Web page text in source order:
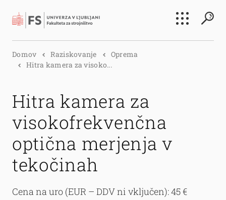
Išči
Domov Raziskovanje
Oprema
Hitra kamera za visoko...
Hitra kamera za
visokofrekvenčna
optična merjenja v
tekočinah
Cena na uro (EUR – DDV ni vključen): 45 €